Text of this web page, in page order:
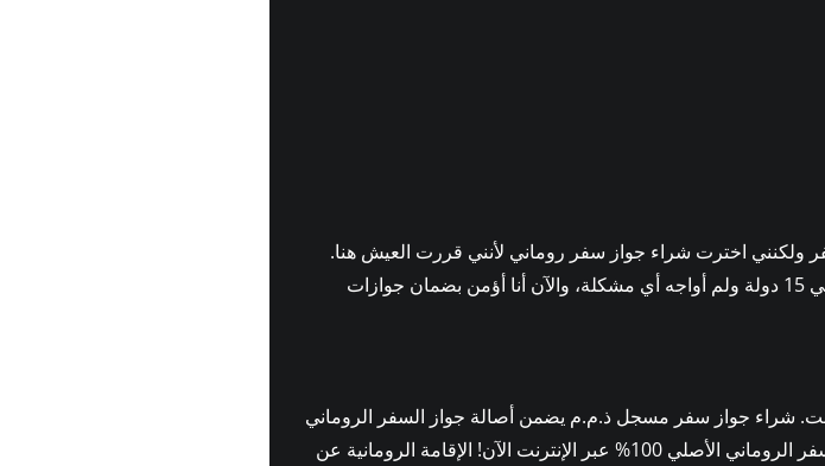
اخترت شراء جواز سفر روماني لأنني قررت العيش هنا.
كل شيء على ما يرام الآن وقد سافرت إلى حوالي 15 دولة ولم أواجه أي مشكلة، والآن أنا أؤمن بضمان جوازات
أصلي 100% عبر الإنترنت. شراء جواز سفر مسجل ذ.م.م يضمن أصالة جواز السفر الروماني
الأصلي سواءً كان مادياً أو نظامياً. تسوق جواز السفر الروماني الأصلي 100% عبر الإنترنت الآن! الإقامة الرومانية عن